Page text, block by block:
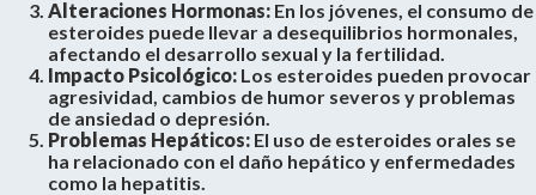
Alteraciones Hormonas: En los jóvenes, el consumo de
esteroides puede llevar a desequilibrios hormonales,
afectando el desarrollo sexual y la fertilidad.
Impacto Psicológico: Los esteroides pueden provocar
agresividad, cambios de humor severos y problemas
de ansiedad o depresión.
Problemas Hepáticos: El uso de esteroides orales se
ha relacionado con el daño hepático y enfermedades
como la hepatitis.